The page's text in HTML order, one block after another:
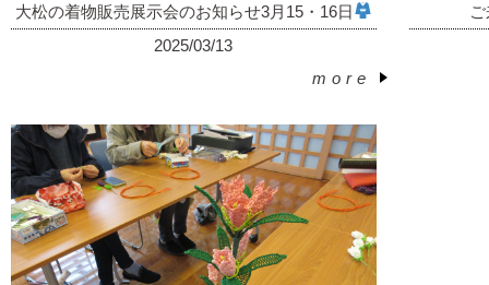
大松の着物販売展示会のお知らせ3月15・16日
2025/03/13
more